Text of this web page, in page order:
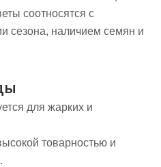
соотносятся с
сезона, наличием семян и
для жарких и
товарностью и